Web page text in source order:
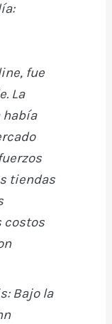
fue
La
había
tiendas
costos
Bajo la